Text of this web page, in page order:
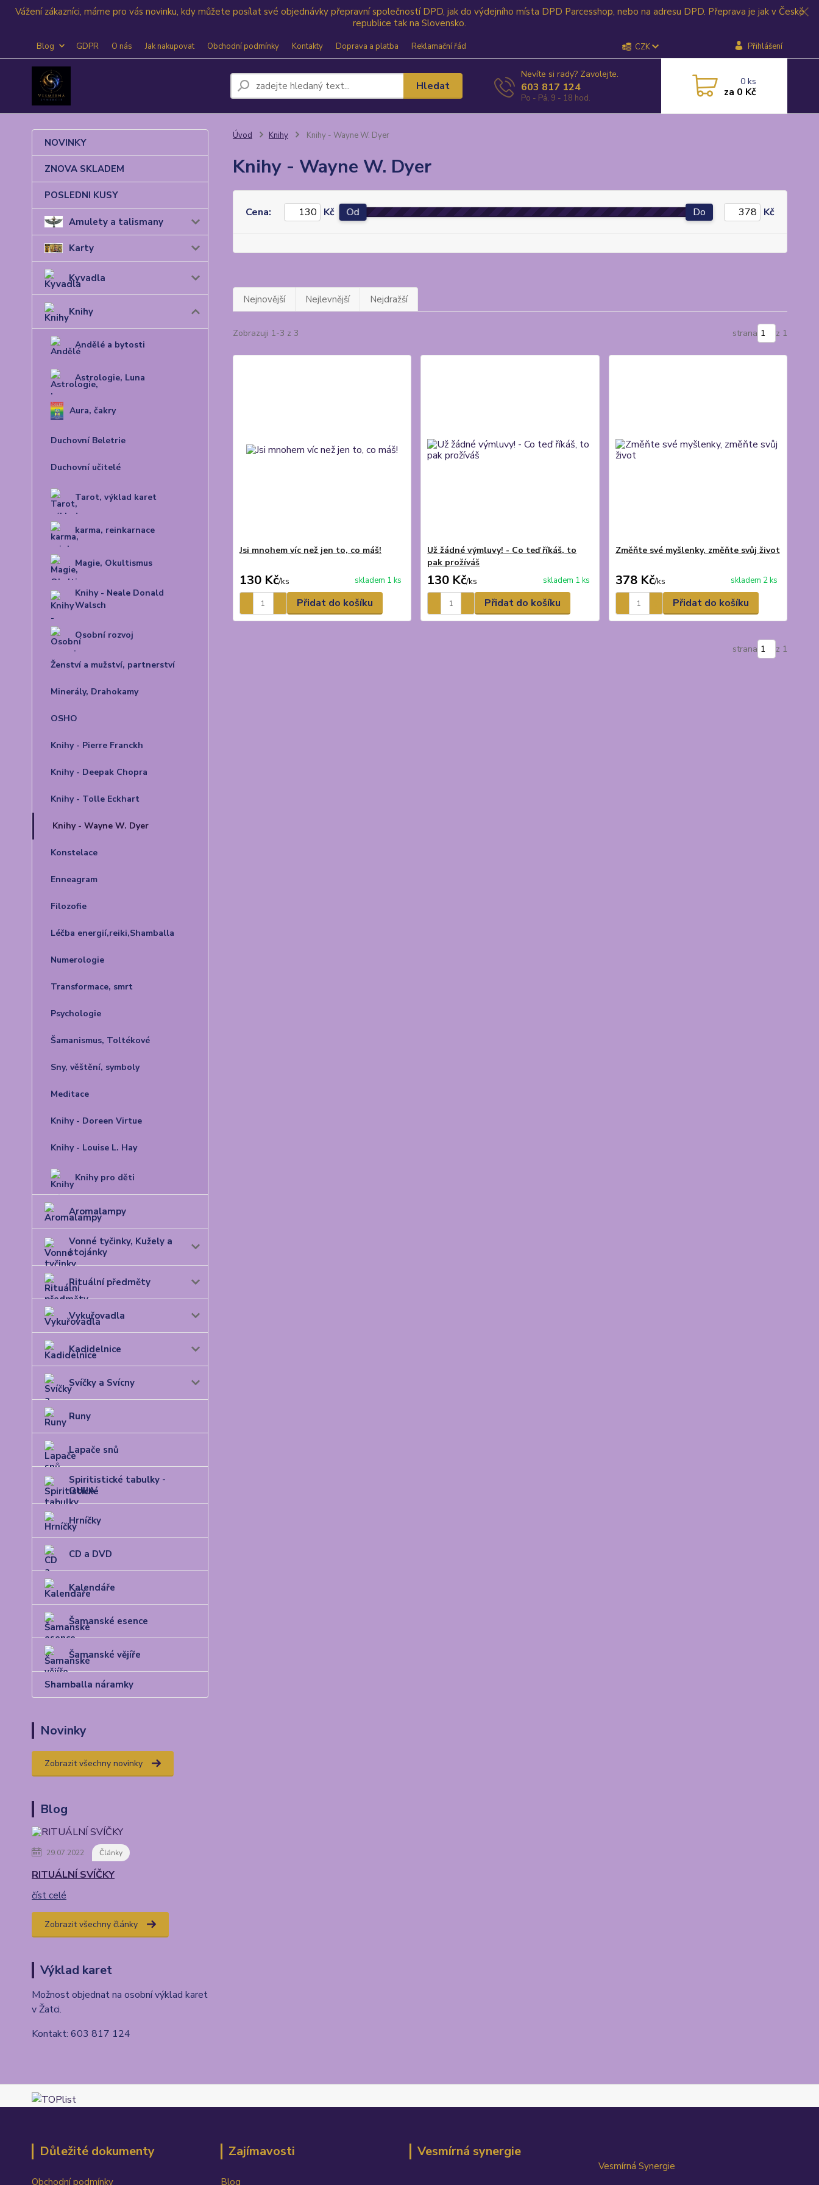
Vážení zákazníci, máme pro vás novinku, kdy můžete posílat své objednávky přepravní společností DPD, jak do výdejního místa DPD Parcesshop, nebo na adresu DPD. Přeprava je jak v České
republice tak na Slovensko.
Blog GDPR O nás Jak nakupovat Obchodní podmínky Kontakty Doprava a platba Reklamační řád CZK Přihlášení
Hledat
Nevíte si rady? Zavolejte.
603 817 124
Po - Pá, 9 - 18 hod.
0ks
za 0 Kč
NOVINKY
ZNOVA SKLADEM
POSLEDNI KUSY
Amulety a talismany
Karty
Kyvadla
Knihy
Andělé a bytosti
Astrologie, Luna
Aura, čakry
Duchovní Beletrie
Duchovní učitelé
Tarot, výklad karet
karma, reinkarnace
Magie, Okultismus
Knihy - Neale Donald
Walsch
Osobní rozvoj
Ženství a mužství, partnerství
Minerály, Drahokamy
OSHO
Knihy - Pierre Franckh
Knihy - Deepak Chopra
Knihy - Tolle Eckhart
Knihy - Wayne W. Dyer
Konstelace
Enneagram
Filozofie
Léčba energií,reiki,Shamballa
Numerologie
Transformace, smrt
Psychologie
Šamanismus, Toltékové
Sny, věštění, symboly
Meditace
Knihy - Doreen Virtue
Knihy - Louise L. Hay
Knihy pro děti
Aromalampy
Vonné tyčinky, Kužely a
stojánky
Rituální předměty
Vykuřovadla
Kadidelnice
Svíčky a Svícny
Runy
Lapače snů
Spiritistické tabulky -
OUIJA
Hrníčky
CD a DVD
Kalendáře
Šamanské esence
Šamanské vějíře
Shamballa náramky
Novinky
Zobrazit všechny novinky
Blog
29.07.2022 Články
RITUÁLNÍ SVÍČKY
číst celé
Zobrazit všechny články
Výklad karet
Možnost objednat na osobní výklad karet
v Žatci.
Kontakt: 603 817 124
Úvod Knihy Knihy - Wayne W. Dyer
Knihy - Wayne W. Dyer
Cena: Kč Od Do Kč
Nejnovější Nejlevnější Nejdražší
Zobrazuji 1-3 z 3 strana z 1
Jsi mnohem víc než jen to, co máš!
130 Kč/ks skladem 1 ks
Přidat do košíku
Už žádné výmluvy! - Co teď říkáš, to
pak prožíváš
130 Kč/ks skladem 1 ks
Přidat do košíku
Změňte své myšlenky, změňte svůj život
378 Kč/ks skladem 2 ks
Přidat do košíku
strana z 1
Důležité dokumenty
Obchodní podmínky
Zajímavosti
Blog
Vesmírná synergie
Vesmírná Synergie